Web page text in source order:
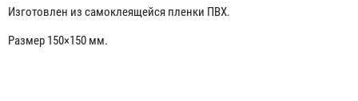
Изготовлен из самоклеящейся пленки ПВХ.
Размер 150×150 мм.